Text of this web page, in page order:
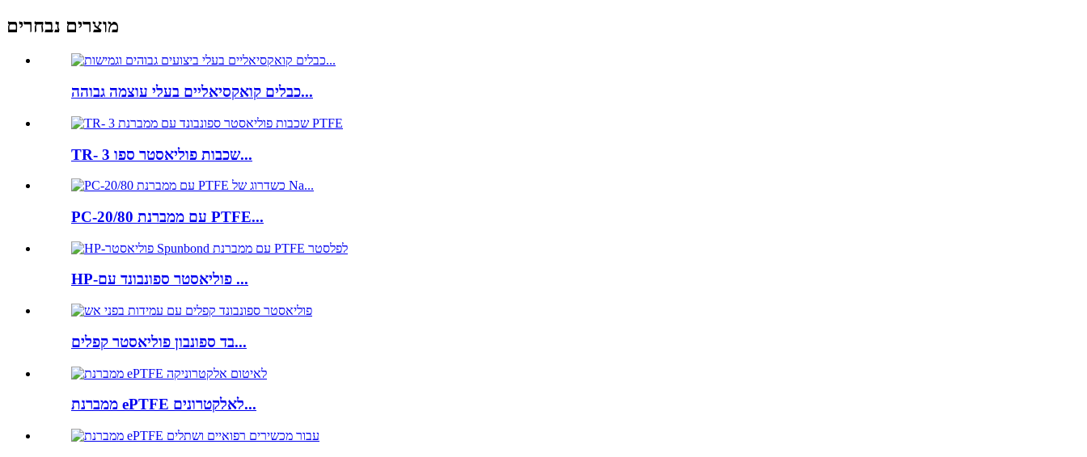
מוצרים נבחרים
כבלים קואקסיאליים בעלי עוצמה גבוהה...
TR- 3 שכבות פוליאסטר ספו...
PC-20/80 עם ממברנת PTFE...
HP-פוליאסטר ספונבונד עם ...
בד ספונבון פוליאסטר קפלים...
ממברנת ePTFE לאלקטרונים...